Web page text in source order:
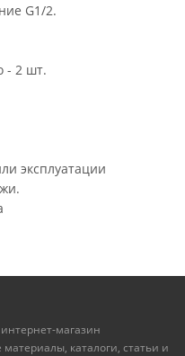
G1/2.
- 2 шт.
эксплуатации
магазин
каталоги, статьи и